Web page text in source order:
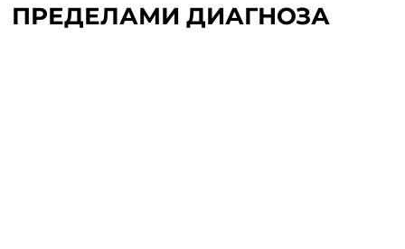
ПРЕДЕЛАМИ ДИАГНОЗА